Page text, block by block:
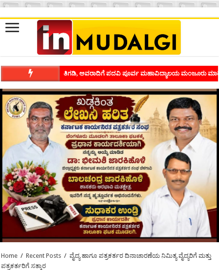
ಶಿವಾಪುರದಲ್ಲಿ ಕವಿಗೋಷ್ಠಿಯ ಸಂಭ್ರಮ ಭಾವನೆಗಳನ್ನು ಕಟ್ಟಿಕೊಡುವ
Home / Recent Posts / ವೈದ್ಯ ಹಾಗೂ ಪತ್ರಕರ್ತರ ದಿನಾಚಾರಣೆಯ ನಿಮಿತ್ಯ ವೈದ್ಯರಿಗೆ ಮತ್ತು
ಪತ್ರಕರ್ತರಿಗೆ ಸತ್ಕಾರ